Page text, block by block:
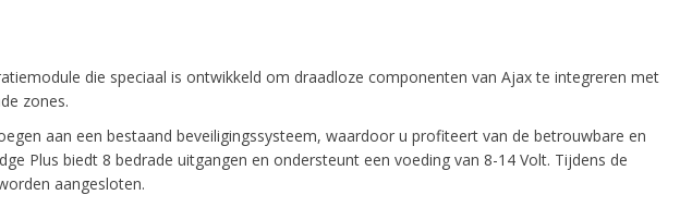
die speciaal is ontwikkeld om draadloze componenten van Ajax te integreren met
zones.
aan een bestaand beveiligingssysteem, waardoor u profiteert van de betrouwbare en
Plus biedt 8 bedrade uitgangen en ondersteunt een voeding van 8-14 Volt. Tijdens de
aangesloten.